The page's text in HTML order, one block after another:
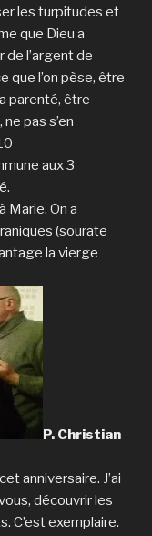
les turpitudes et
que Dieu a
de l’argent de
que l’on pèse, être
parenté, être
pas s’en
aux 3
Marie. On a
(sourate
la vierge
P. Christian
anniversaire. J’ai
découvrir les
C’est exemplaire.